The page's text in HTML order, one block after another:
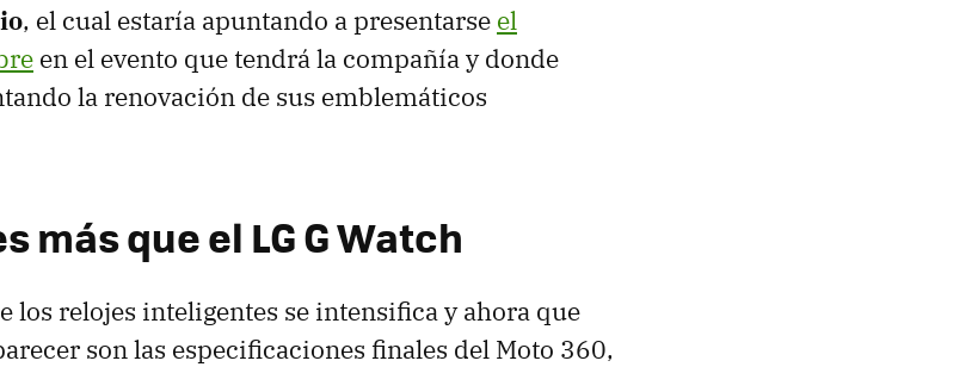
, el cual estaría apuntando a presentarse el
en el evento que tendrá la compañía y donde
la renovación de sus emblemáticos
más que el LG G Watch
los relojes inteligentes se intensifica y ahora que
son las especificaciones finales del Moto 360,